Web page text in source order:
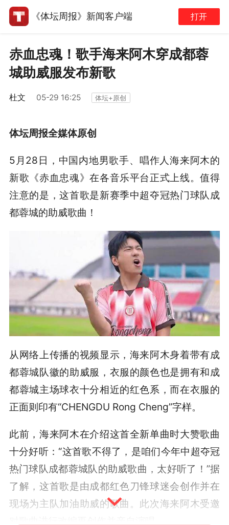
《体坛周报》新闻客户端 打开
赤血忠魂！歌手海来阿木穿成都蓉
城助威服发布新歌
杜文 05-29 16:25 体坛+原创
体坛周报全媒体原创
5月28日，中国内地男歌手、唱作人海来阿木的
新歌《赤血忠魂》在各音乐平台正式上线。值得
注意的是，这首歌是新赛季中超夺冠热门球队成
都蓉城的助威歌曲！
从网络上传播的视频显示，海来阿木身着带有成
都蓉城队徽的助威服，衣服的颜色也是拥有和成
都蓉城主场球衣十分相近的红色系，而在衣服的
正面则印有“CHENGDU Rong Cheng”字样。
此前，海来阿木在介绍这首全新单曲时大赞歌曲
十分好听：“这首歌不得了，是咱们今年中超夺冠
热门球队成都蓉城队的助威歌曲，太好听了！”据
了解，这首歌是由成都红色刀锋球迷会创作并在
现场为主队加油助威的歌曲。此次海来阿木受邀